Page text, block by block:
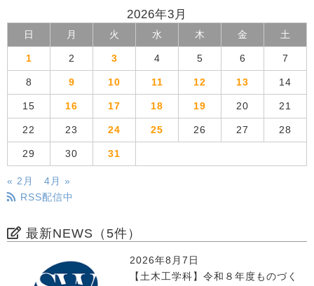
2026年3月
日 月 火 水 木 金 土
1 2 3 4 5 6 7
8 9 10 11 12 13 14
15 16 17 18 19 20 21
22 23 24 25 26 27 28
29 30 31
« 2月
4月 »
RSS配信中
最新NEWS（5件）
2026年8月7日
【土木工学科】令和８年度ものづく